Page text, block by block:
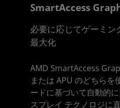
SmartAccess
必要に応じてゲーミン
最大化
AMD SmartAccess
または APU のどちらを
ードに基づいて自動的
スプレイ テクノロジに